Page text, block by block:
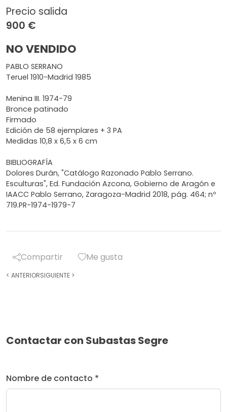
Precio salida
900 €
NO VENDIDO
PABLO SERRANO
Teruel 1910-Madrid 1985
Menina III. 1974-79
Bronce patinado
Firmado
Edición de 58 ejemplares + 3 PA
Medidas 10,8 x 6,5 x 6 cm
BIBLIOGRAFÍA
Dolores Durán, "Catálogo Razonado Pablo Serrano.
Esculturas", Ed. Fundación Azcona, Gobierno de Aragón e
IAACC Pablo Serrano, Zaragoza-Madrid 2018, pág. 464; nº
719.PR-1974-1979-7
Compartir Me gusta
< ANTERIORSIGUIENTE >
Contactar con Subastas Segre
Nombre de contacto *